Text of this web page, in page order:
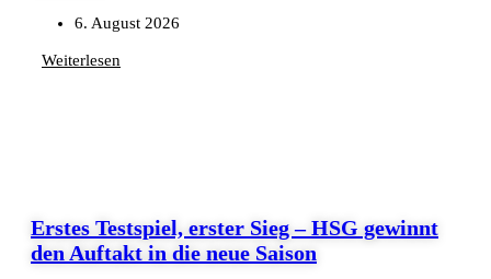
6. August 2026
Weiterlesen
Erstes Testspiel, erster Sieg – HSG gewinnt
den Auftakt in die neue Saison